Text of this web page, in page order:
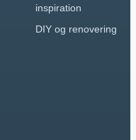
inspiration
DIY og renovering